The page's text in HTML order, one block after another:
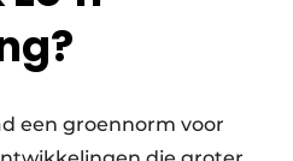
een groennorm voor